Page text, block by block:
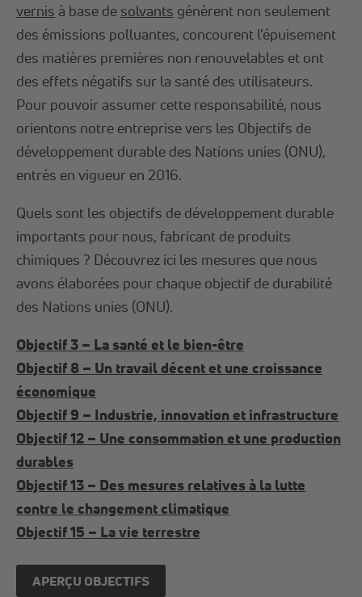
vernis à base de solvants génèrent non seulement
des émissions polluantes, concourent l’épuisement
des matières premières non renouvelables et ont
des effets négatifs sur la santé des utilisateurs.
Pour pouvoir assumer cette responsabilité, nous
orientons notre entreprise vers les Objectifs de
développement durable des Nations unies (ONU),
entrés en vigueur en 2016.
Quels sont les objectifs de développement durable
importants pour nous, fabricant de produits
chimiques ? Découvrez ici les mesures que nous
avons élaborées pour chaque objectif de durabilité
des Nations unies (ONU).
Objectif 3 – La santé et le bien-être
Objectif 8 – Un travail décent et une croissance
économique
Objectif 9 – Industrie, innovation et infrastructure
Objectif 12 – Une consommation et une production
durables
Objectif 13 – Des mesures relatives à la lutte
contre le changement climatique
Objectif 15 – La vie terrestre
APERÇU OBJECTIFS